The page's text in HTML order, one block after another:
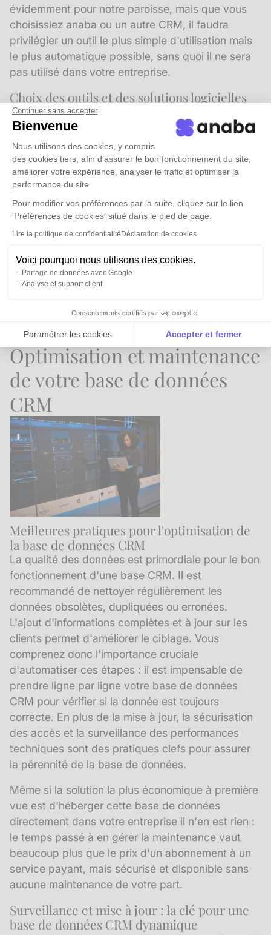
Continuer sans accepter
Bienvenue
Nous utilisons des cookies, y compris
des cookies tiers, afin d’assurer le bon fonctionnement du site,
améliorer votre expérience, analyser le trafic et optimiser la
performance du site.
Pour modifier vos préférences par la suite, cliquez sur le lien
'Préférences de cookies' situé dans le pied de page.
Lire la politique de confidentialité Déclaration de cookies
Voici pourquoi nous utilisons des cookies.
Partage de données avec Google
Analyse et support client
Consentements certifiés par
Paramétrer les cookies Accepter et fermer
Axeptio consent
Plateforme de Gestion du Consentement :
Notre plateforme vous permet d'adapter et de gérer
évidemment pour notre paroisse, mais que vous
choisissiez anaba ou un autre CRM, il faudra
privilégier un outil le plus simple d'utilisation mais
le plus automatique possible, sans quoi il ne sera
pas utilisé dans votre entreprise.
Choix des outils et des solutions logicielles
pour les PME
Pour une PME désirant se digitaliser, il est
primordial de bien réfléchir aux outils CRM à
mettre en place. Le niveau actuel de digitalisation
de l'entreprise orientera le choix vers des solutions
simples et intuitives ou plus élaborées. Que vous
choisissiez de faire appel à un prestataire externe,
ou que vous nommiez un membre de votre
entreprise "responsable de projet CRM", il vous
à la mise en place d'une base données CRM dans
votre entreprise.
C'est l'objet de notre article sur la mise en place
Optimisation et maintenance
de votre base de données
CRM
Meilleures pratiques pour l'optimisation de
la base de données CRM
La qualité des données est primordiale pour le bon
fonctionnement d'une base CRM. Il est
recommandé de nettoyer régulièrement les
données obsolètes, dupliquées ou erronées.
L'ajout d'informations complètes et à jour sur les
clients permet d'améliorer le ciblage. Vous
comprenez donc l'importance cruciale
d'automatiser ces étapes : il est impensable de
prendre ligne par ligne votre base de données
CRM pour vérifier si la donnée est toujours
correcte. En plus de la mise à jour, la sécurisation
des accès et la surveillance des performances
techniques sont des pratiques clefs pour assurer
la pérennité de la base de données.
Même si la solution la plus économique à première
vue est d'héberger cette base de données
directement dans votre entreprise il n'en est rien :
le temps passé à en gérer la maintenance vaut
beaucoup plus que le prix d'un abonnement à un
service payant, mais sécurisé et disponible sans
aucune maintenance de votre part.
Surveillance et mise à jour : la clé pour une
base de données CRM dynamique